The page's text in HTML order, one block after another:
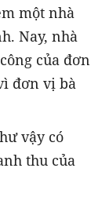
một nhà
Nay, nhà
của đơn
đơn vị bà
vậy có
thu của